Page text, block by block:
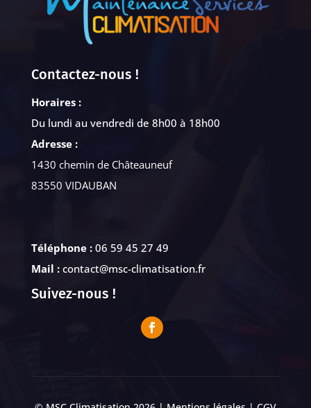
Contactez-nous !
Horaires :
Du lundi au vendredi de 8h00 à 18h00
Adresse :
1430 chemin de Châteauneuf
83550 VIDAUBAN
Téléphone : 06 59 45 27 49
Mail :contact@msc-climatisation.fr
Suivez-nous !